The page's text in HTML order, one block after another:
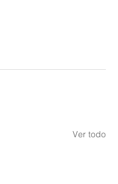
Ver todo